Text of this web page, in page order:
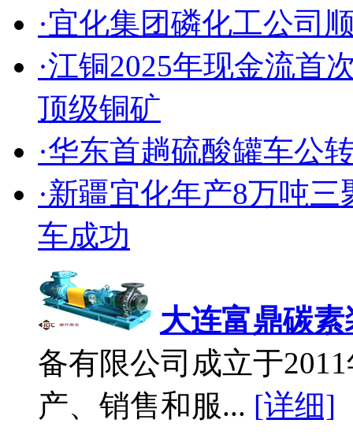
·宜化集团磷化工公司
·江铜2025年现金流首
顶级铜矿
·华东首趟硫酸罐车公
·新疆宜化年产8万吨
车成功
大连富鼎碳
备有限公司成立于
产、销售和服... [详细]